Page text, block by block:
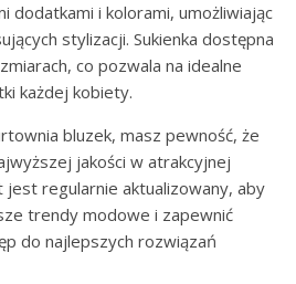
dodatkami i kolorami, umożliwiając
stylizacji. Sukienka dostępna
co pozwala na idealne
każdej kobiety.
bluzek, masz pewność, że
jakości w atrakcyjnej
regularnie aktualizowany, aby
trendy modowe i zapewnić
do najlepszych rozwiązań